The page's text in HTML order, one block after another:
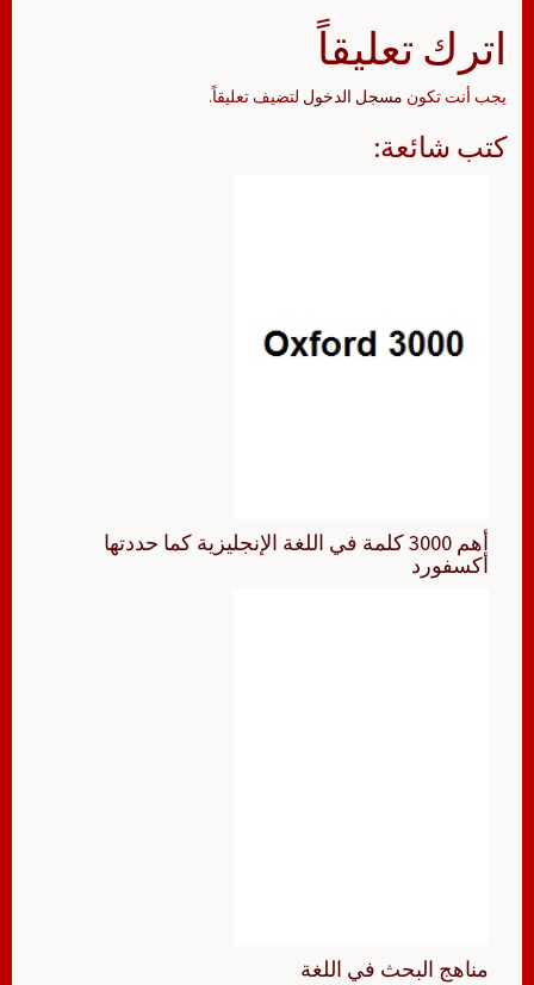
اترك تعليقاً
يجب أنت تكون مسجل الدخول لتضيف تعليقاً.
كتب شائعة:
أهم 3000 كلمة في اللغة الإنجليزية كما حددتها
أكسفورد
مناهج البحث في اللغة